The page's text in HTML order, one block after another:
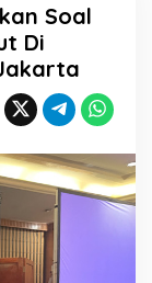
Soal
Di